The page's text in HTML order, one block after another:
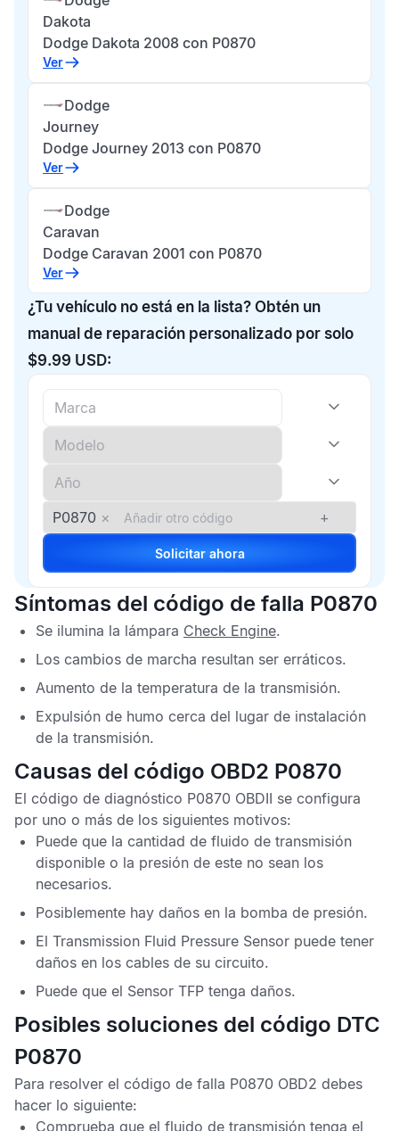
Dakota
Dodge Dakota 2008 con P0870
Ver
Dodge
Journey
Dodge Journey 2013 con P0870
Ver
Dodge
Caravan
Dodge Caravan 2001 con P0870
Ver
¿Tu vehículo no está en la lista? Obtén un
manual de reparación personalizado por solo
$9.99 USD:
P0870 × +
Solicitar ahora
Síntomas del código de falla P0870
Se ilumina la lámpara Check Engine.
Los cambios de marcha resultan ser erráticos.
Aumento de la temperatura de la transmisión.
Expulsión de humo cerca del lugar de instalación
de la transmisión.
Causas del código OBD2 P0870
El código de diagnóstico P0870 OBDII se configura
por uno o más de los siguientes motivos:
Puede que la cantidad de fluido de transmisión
disponible o la presión de este no sean los
necesarios.
Posiblemente hay daños en la bomba de presión.
El Transmission Fluid Pressure Sensor puede tener
daños en los cables de su circuito.
Puede que el Sensor TFP tenga daños.
Posibles soluciones del código DTC
P0870
Para resolver el código de falla P0870 OBD2 debes
hacer lo siguiente:
Comprueba que el fluido de transmisión tenga el